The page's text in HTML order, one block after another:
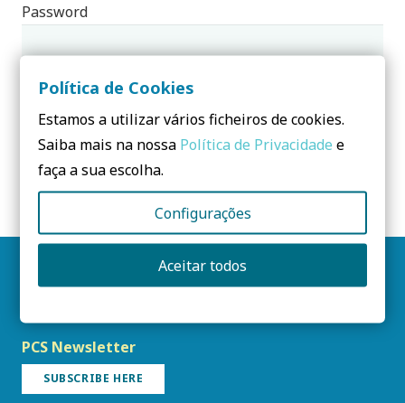
Password
Remember Me
Forgot Password?
Join Us
PCS Newsletter
SUBSCRIBE HERE
Política de Cookies
Estamos a utilizar vários ficheiros de cookies.
Saiba mais na nossa Política de Privacidade e
faça a sua escolha.
Configurações
Aceitar todos